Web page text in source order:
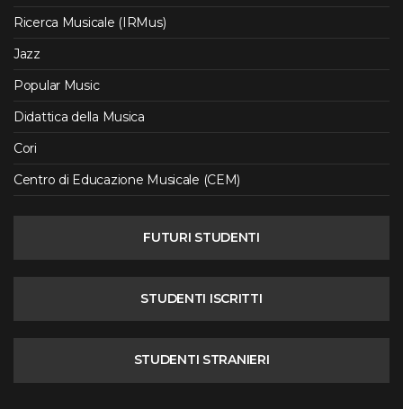
Ricerca Musicale (IRMus)
Jazz
Popular Music
Didattica della Musica
Cori
Centro di Educazione Musicale (CEM)
FUTURI STUDENTI
STUDENTI ISCRITTI
STUDENTI STRANIERI